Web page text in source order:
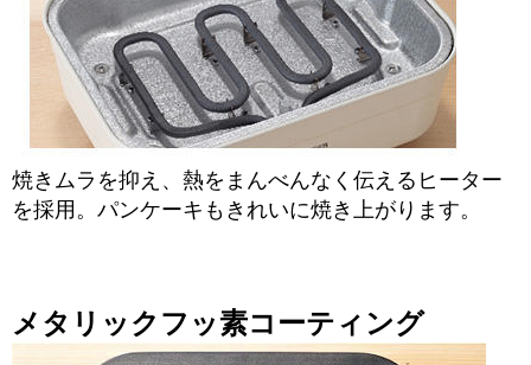
焼きムラを抑え、熱をまんべんなく伝えるヒーター
を採用。パンケーキもきれいに焼き上がります。
メタリックフッ素コーティング